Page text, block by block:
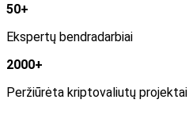
50+
Ekspertų bendradarbiai
2000+
Peržiūrėta kriptovaliutų projektai